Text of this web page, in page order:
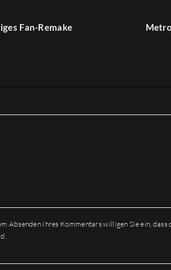
Fan-Remake
Ihres Kommentars willigen Sie ein, dass